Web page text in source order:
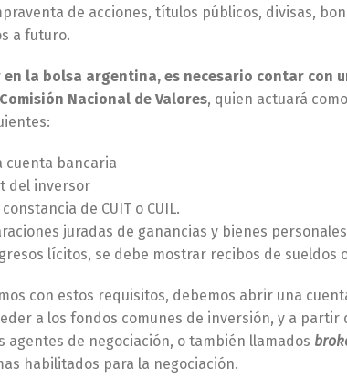
de acciones, títulos públicos, divisas,
a futuro.
la bolsa argentina, es necesario contar con
Nacional de Valores, quien actuará
cuenta bancaria
del inversor
de CUIT o CUIL.
juradas de ganancias y bienes
lícitos, se debe mostrar recibos de sueldos
con estos requisitos, debemos abrir una
a los fondos comunes de inversión, y a
agentes de negociación, o también llamados
habilitados para la negociación.